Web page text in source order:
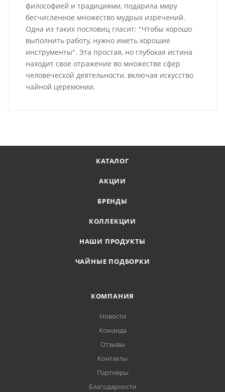
философией и традициями, подарила миру
бесчисленное множество мудрых изречений.
Одна из таких пословиц гласит: "Чтобы хорошо
выполнить работу, нужно иметь хорошие
инструменты". Эта простая, но глубокая истина
находит свое отражение во множестве сфер
человеческой деятельности, включая искусство
чайной церемонии.
КАТАЛОГ
АКЦИИ
БРЕНДЫ
КОЛЛЕКЦИИ
НАШИ ПРОДУКТЫ
ЧАЙНЫЕ ПОДБОРКИ
КОМПАНИЯ
Новости
Команда
Отзывы
Контакты
Партнеры
Благодарности